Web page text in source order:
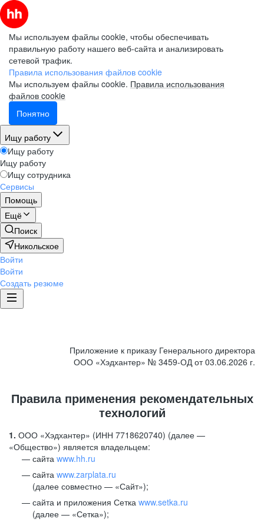
Мы используем файлы cookie, чтобы обеспечивать
правильную работу нашего веб-сайта и анализировать
сетевой трафик.
Правила использования файлов cookie
Мы используем файлы cookie. Правила использования
файлов cookie
Понятно
Ищу работу
Ищу работу
Ищу работу
Ищу сотрудника
Сервисы
Помощь
Ещё
Поиск
Никольское
Войти
Войти
Создать резюме
Приложение к приказу Генерального директора
ООО «Хэдхантер» № 3459-ОД от 03.06.2026 г.
Правила применения рекомендательных
технологий
1. ООО «Хэдхантер» (ИНН 7718620740) (далее —
«Общество») является владельцем:
сайта www.hh.ru
cайта www.zarplata.ru
(далее совместно — «Сайт»);
сайта и приложения Сетка www.setka.ru
(далее — «Сетка»);